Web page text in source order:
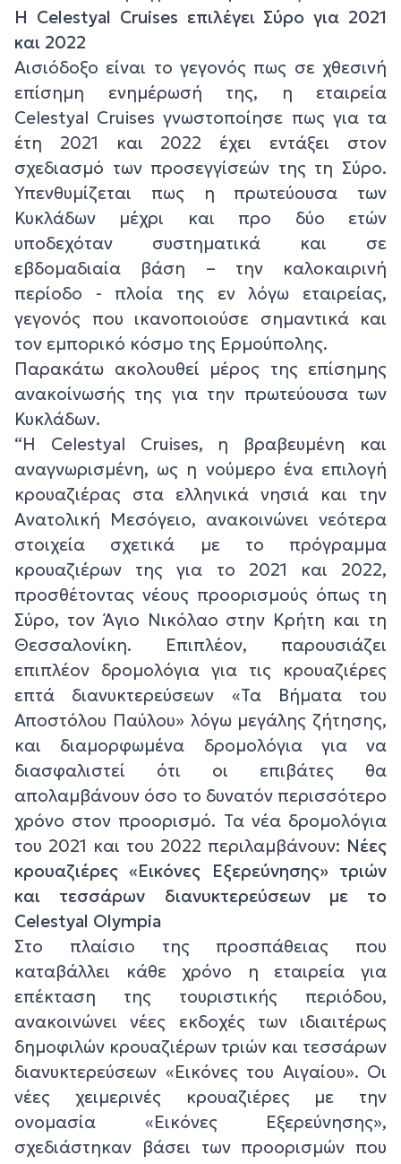
Η Celestyal Cruises επιλέγει Σύρο για 2021
και 2022
Αισιόδοξο είναι το γεγονός πως σε χθεσινή
επίσημη ενημέρωσή της, η εταιρεία
Celestyal Cruises γνωστοποίησε πως για τα
έτη 2021 και 2022 έχει εντάξει στον
σχεδιασμό των προσεγγίσεών της τη Σύρο.
Υπενθυμίζεται πως η πρωτεύουσα των
Κυκλάδων μέχρι και προ δύο ετών
υποδεχόταν συστηματικά και σε
εβδομαδιαία βάση – την καλοκαιρινή
περίοδο - πλοία της εν λόγω εταιρείας,
γεγονός που ικανοποιούσε σημαντικά και
τον εμπορικό κόσμο της Ερμούπολης.
Παρακάτω ακολουθεί μέρος της επίσημης
ανακοίνωσής της για την πρωτεύουσα των
Κυκλάδων.
“Η Celestyal Cruises, η βραβευμένη και
αναγνωρισμένη, ως η νούμερο ένα επιλογή
κρουαζιέρας στα ελληνικά νησιά και την
Ανατολική Μεσόγειο, ανακοινώνει νεότερα
στοιχεία σχετικά με το πρόγραμμα
κρουαζιέρων της για το 2021 και 2022,
προσθέτοντας νέους προορισμούς όπως τη
Σύρο, τον Άγιο Νικόλαο στην Κρήτη και τη
Θεσσαλονίκη. Επιπλέον, παρουσιάζει
επιπλέον δρομολόγια για τις κρουαζιέρες
επτά διανυκτερεύσεων «Τα Βήματα του
Αποστόλου Παύλου» λόγω μεγάλης ζήτησης,
και διαμορφωμένα δρομολόγια για να
διασφαλιστεί ότι οι επιβάτες θα
απολαμβάνουν όσο το δυνατόν περισσότερο
χρόνο στον προορισμό. Τα νέα δρομολόγια
του 2021 και του 2022 περιλαμβάνουν: Νέες
κρουαζιέρες«Εικόνες Εξερεύνησης» τριών
και τεσσάρων διανυκτερεύσεων με το
Celestyal Olympia
Στο πλαίσιο της προσπάθειας που
καταβάλλει κάθε χρόνο η εταιρεία για
επέκταση της τουριστικής περιόδου,
ανακοινώνει νέες εκδοχές των ιδιαιτέρως
δημοφιλών κρουαζιέρων τριών και τεσσάρων
διανυκτερεύσεων «Εικόνες του Αιγαίου». Οι
νέες χειμερινές κρουαζιέρες με την
ονομασία «Εικόνες Εξερεύνησης»,
σχεδιάστηκαν βάσει των προορισμών που